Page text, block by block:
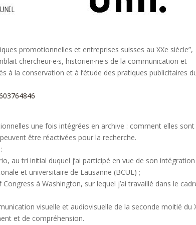
promotionnelles et entreprises suisses au XXe siècle”,
chercheur·e·s, historien·ne·s de la communication et
à la conservation et à l’étude des pratiques publicitaires
une fois intégrées en archive : comment elles sont
être réactivées pour la recherche.
au tri initial duquel j’ai participé en vue de son intégration
et universitaire de Lausanne (BCUL) ;
à Washington, sur lequel j’ai travaillé dans le
visuelle et audiovisuelle de la seconde moitié du
et de compréhension.